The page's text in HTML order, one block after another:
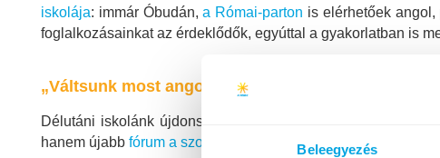
Beleegyezés
iskolája: immár Óbudán,a Római-parton is elérhetőek
foglalkozásainkat az érdeklődők, egyúttal a gyakorlatban is
„Váltsunk most angolra!”
Délutáni iskolánk újdonsága, hogy idén ősztől már angol
hanem újabb fórum a szociális készségek fejlesztésére –